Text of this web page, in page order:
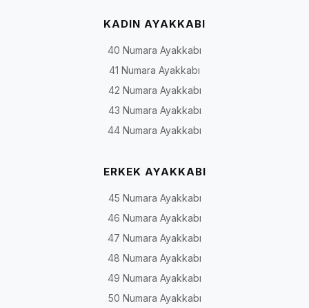
KADIN AYAKKABI
40 Numara Ayakkabı
41 Numara Ayakkabı
42 Numara Ayakkabı
43 Numara Ayakkabı
44 Numara Ayakkabı
ERKEK AYAKKABI
45 Numara Ayakkabı
46 Numara Ayakkabı
47 Numara Ayakkabı
48 Numara Ayakkabı
49 Numara Ayakkabı
50 Numara Ayakkabı